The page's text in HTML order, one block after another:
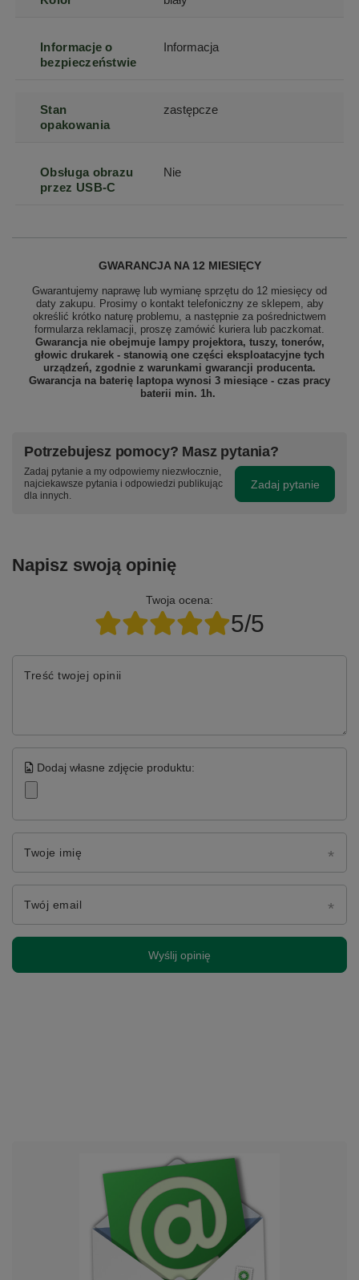
Informacje o
bezpieczeństwie
Informacja
Stan
opakowania
zastępcze
Obsługa obrazu
przez USB-C
Nie
GWARANCJA NA 12 MIESIĘCY
Gwarantujemy naprawę lub wymianę sprzętu do 12 miesięcy od
daty zakupu. Prosimy o kontakt telefoniczny ze sklepem, aby
określić krótko naturę problemu, a następnie za pośrednictwem
formularza reklamacji, proszę zamówić kuriera lub paczkomat.
Gwarancja nie obejmuje lampy projektora, tuszy, tonerów,
głowic drukarek - stanowią one części eksploatacyjne tych
urządzeń, zgodnie z warunkami gwarancji producenta.
Gwarancja na baterię laptopa wynosi 3 miesiące - czas pracy
baterii min. 1h.
Potrzebujesz pomocy? Masz pytania?
Zadaj pytanie a my odpowiemy niezwłocznie,
najciekawsze pytania i odpowiedzi publikując
dla innych.
Zadaj pytanie
Napisz swoją opinię
Twoja ocena:
5/5
Treść twojej opinii
Dodaj własne zdjęcie produktu:
Twoje imię
Twój email
Wyślij opinię